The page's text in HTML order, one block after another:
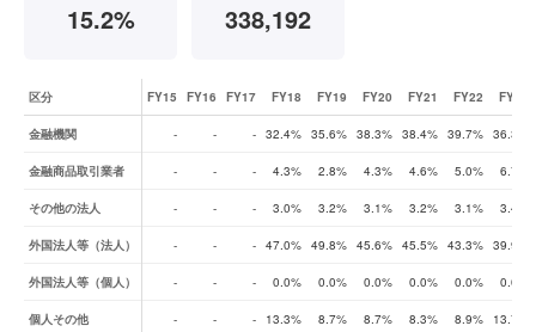
15.2% 338,192
株式所有者別状況（比率の推移）
区分 FY15 FY16 FY17 FY18 FY19 FY20 FY21 FY22 FY23
金融機関 - - - 32.4% 35.6% 38.3% 38.4% 39.7% 36.3%
金融商品取引業者 - - - 4.3% 2.8% 4.3% 4.6% 5.0% 6.7%
その他の法人 - - - 3.0% 3.2% 3.1% 3.2% 3.1% 3.4%
外国法人等（法人） - - - 47.0% 49.8% 45.6% 45.5% 43.3% 39.9%
外国法人等（個人） - - - 0.0% 0.0% 0.0% 0.0% 0.0% 0.0%
個人その他 - - - 13.3% 8.7% 8.7% 8.3% 8.9% 13.7%